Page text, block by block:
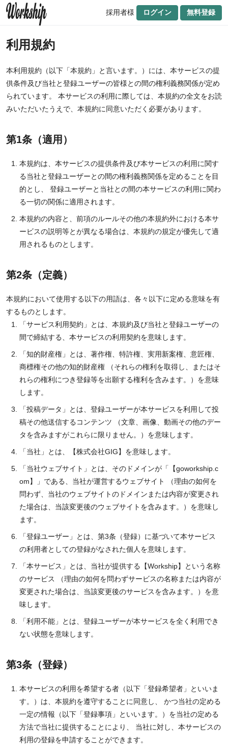
採用者様 ログイン 無料登録
利用規約
本利用規約（以下「本規約」と言います。）には、本サービスの提
供条件及び当社と登録ユーザーの皆様との間の権利義務関係が定め
られています。 本サービスの利用に際しては、本規約の全文をお読
みいただいたうえで、本規約に同意いただく必要があります。
第1条（適用）
本規約は、本サービスの提供条件及び本サービスの利用に関す
る当社と登録ユーザーとの間の権利義務関係を定めることを目
的とし、 登録ユーザーと当社との間の本サービスの利用に関わ
る一切の関係に適用されます。
本規約の内容と、前項のルールその他の本規約外における本サ
ービスの説明等とが異なる場合は、本規約の規定が優先して適
用されるものとします。
第2条（定義）
本規約において使用する以下の用語は、各々以下に定める意味を有
するものとします。
「サービス利用契約」とは、本規約及び当社と登録ユーザーの
間で締結する、本サービスの利用契約を意味します。
「知的財産権」とは、著作権、特許権、実用新案権、意匠権、
商標権その他の知的財産権 （それらの権利を取得し、またはそ
れらの権利につき登録等を出願する権利を含みます。）を意味
します。
「投稿データ」とは、登録ユーザーが本サービスを利用して投
稿その他送信するコンテンツ （文章、画像、動画その他のデー
タを含みますがこれらに限りません。）を意味します。
「当社」とは、【株式会社GIG】を意味します。
「当社ウェブサイト」とは、そのドメインが「【goworkship.c
om】」である、当社が運営するウェブサイト （理由の如何を
問わず、当社のウェブサイトのドメインまたは内容が変更され
た場合は、当該変更後のウェブサイトを含みます。）を意味し
ます。
「登録ユーザー」とは、第3条（登録）に基づいて本サービス
の利用者としての登録がなされた個人を意味します。
「本サービス」とは、当社が提供する【Workship】という名称
のサービス （理由の如何を問わずサービスの名称または内容が
変更された場合は、当該変更後のサービスを含みます。）を意
味します。
「利用不能」とは、登録ユーザーが本サービスを全く利用でき
ない状態を意味します。
第3条（登録）
本サービスの利用を希望する者（以下「登録希望者」といいま
す。）は、本規約を遵守することに同意し、 かつ当社の定める
一定の情報（以下「登録事項」といいます。）を当社の定める
方法で当社に提供することにより、 当社に対し、本サービスの
利用の登録を申請することができます。